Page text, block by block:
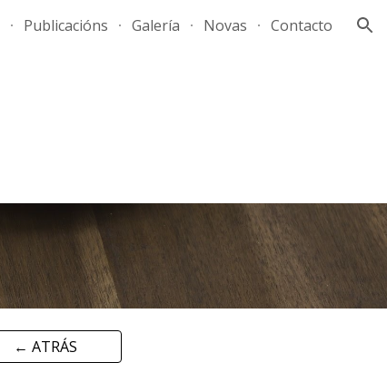
Publicacións Galería Novas Contacto
← ATRÁS